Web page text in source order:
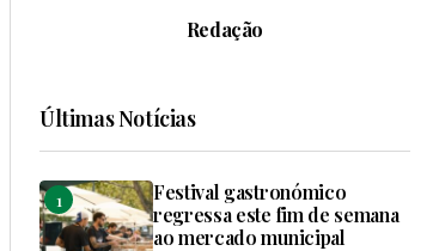
Redação
Últimas Notícias
Festival gastronómico
regressa este fim de semana
ao mercado municipal